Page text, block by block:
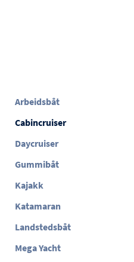
Arbeidsbåt
Cabincruiser
Daycruiser
Gummibåt
Kajakk
Katamaran
Landstedsbåt
Mega Yacht